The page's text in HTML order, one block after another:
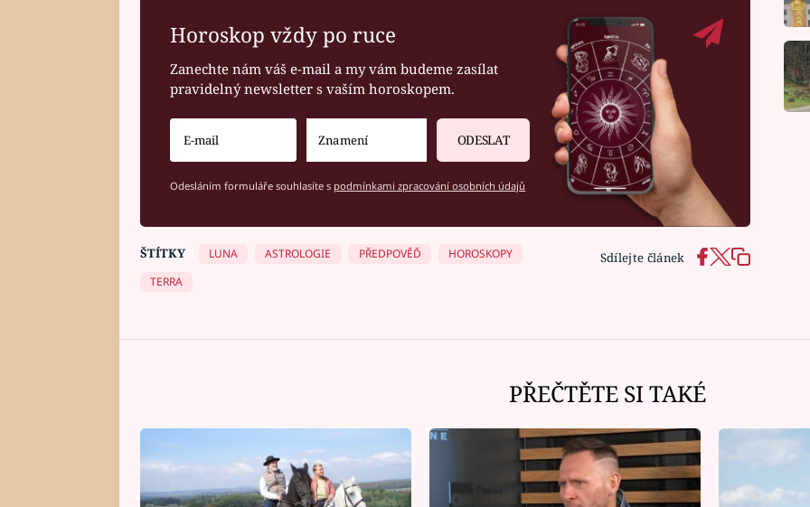
Horoskop vždy po ruce
Zanechte nám váš e-mail a my vám budeme zasílat
pravidelný newsletter s vaším horoskopem.
ODESLAT
Odesláním formuláře souhlasíte s podmínkami zpracování osobních údajů
Sdílejte článek
ŠTÍTKY LUNA ASTROLOGIE PŘEDPOVĚĎ
HOROSKOPY
TERRA
PŘEČTĚTE SI TAKÉ